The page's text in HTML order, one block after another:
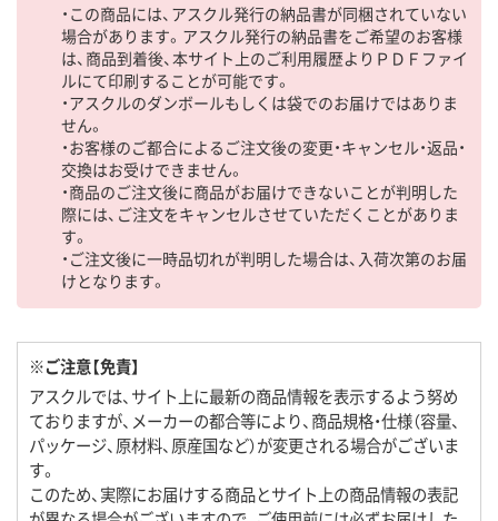
・この商品には、アスクル発行の納品書が同梱されていない
場合があります。アスクル発行の納品書をご希望のお客様
は、商品到着後、本サイト上のご利用履歴よりＰＤＦファイ
ルにて印刷することが可能です。
・アスクルのダンボールもしくは袋でのお届けではありま
せん。
・お客様のご都合によるご注文後の変更・キャンセル・返品・
交換はお受けできません。
・商品のご注文後に商品がお届けできないことが判明した
際には、ご注文をキャンセルさせていただくことがありま
す。
・ご注文後に一時品切れが判明した場合は、入荷次第のお届
けとなります。
※ご注意【免責】
アスクルでは、サイト上に最新の商品情報を表示するよう努め
ておりますが、メーカーの都合等により、商品規格・仕様（容量、
パッケージ、原材料、原産国など）が変更される場合がございま
す。
このため、実際にお届けする商品とサイト上の商品情報の表記